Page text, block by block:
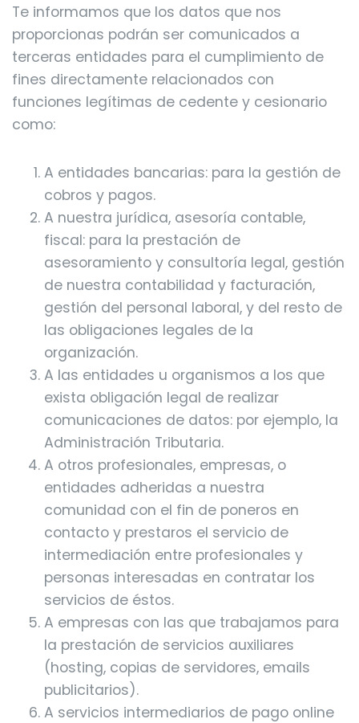
Te informamos que los datos que nos
proporcionas podrán ser comunicados a
terceras entidades para el cumplimiento de
fines directamente relacionados con
funciones legítimas de cedente y cesionario
como:
A entidades bancarias: para la gestión de
cobros y pagos.
A nuestra jurídica, asesoría contable,
fiscal: para la prestación de
asesoramiento y consultoría legal, gestión
de nuestra contabilidad y facturación,
gestión del personal laboral, y del resto de
las obligaciones legales de la
organización.
A las entidades u organismos a los que
exista obligación legal de realizar
comunicaciones de datos: por ejemplo, la
Administración Tributaria.
A otros profesionales, empresas, o
entidades adheridas a nuestra
comunidad con el fin de poneros en
contacto y prestaros el servicio de
intermediación entre profesionales y
personas interesadas en contratar los
servicios de éstos.
A empresas con las que trabajamos para
la prestación de servicios auxiliares
(hosting, copias de servidores, emails
publicitarios).
A servicios intermediarios de pago online